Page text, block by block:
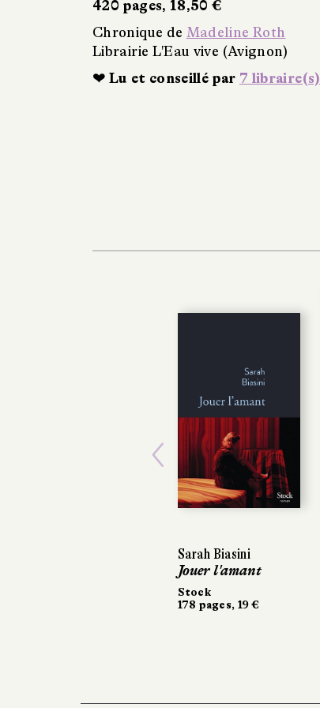
420 pages, 18,50 €
Chronique de Madeline Roth
Librairie L'Eau vive (Avignon)
❤ Lu et conseillé par 7 libraire(s)
Sarah Biasini
Jouer l'amant
Stock
178 pages, 19 €
Previous